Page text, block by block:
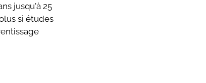
jusqu'à 25
si études